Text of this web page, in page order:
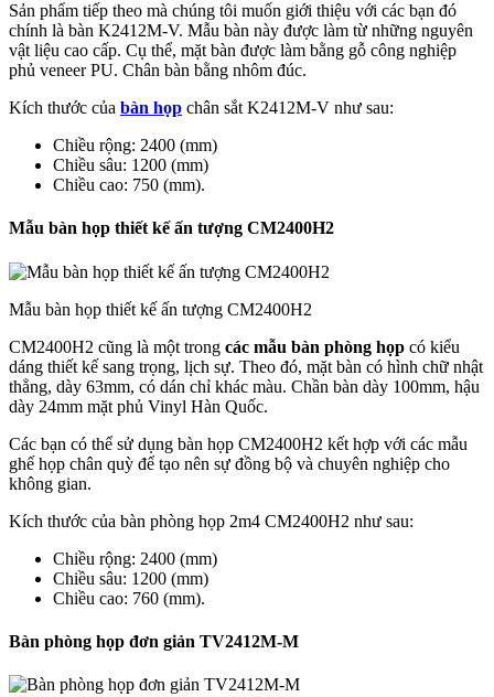
Sản phẩm tiếp theo mà chúng tôi muốn giới thiệu với các bạn đó
chính là bàn K2412M-V. Mẫu bàn này được làm từ những nguyên
vật liệu cao cấp. Cụ thể, mặt bàn được làm bằng gỗ công nghiệp
phủ veneer PU. Chân bàn bằng nhôm đúc.
Kích thước của bàn họp chân sắt K2412M-V như sau:
Chiều rộng: 2400 (mm)
Chiều sâu: 1200 (mm)
Chiều cao: 750 (mm).
Mẫu bàn họp thiết kế ấn tượng CM2400H2
Mẫu bàn họp thiết kế ấn tượng CM2400H2
CM2400H2 cũng là một trong các mẫu bàn phòng họp có kiểu
dáng thiết kế sang trọng, lịch sự. Theo đó, mặt bàn có hình chữ nhật
thẳng, dày 63mm, có dán chỉ khác màu. Chần bàn dày 100mm, hậu
dày 24mm mặt phủ Vinyl Hàn Quốc.
Các bạn có thể sử dụng bàn họp CM2400H2 kết hợp với các mẫu
ghế họp chân quỳ để tạo nên sự đồng bộ và chuyên nghiệp cho
không gian.
Kích thước của bàn phòng họp 2m4 CM2400H2 như sau:
Chiều rộng: 2400 (mm)
Chiều sâu: 1200 (mm)
Chiều cao: 760 (mm).
Bàn phòng họp đơn giản TV2412M-M